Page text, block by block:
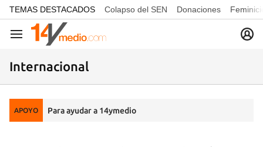
common.go-to-content
TEMAS DESTACADOS Colapso del SEN Donaciones
Navegación
Internacional
APOYO Para ayudar a 14ymedio